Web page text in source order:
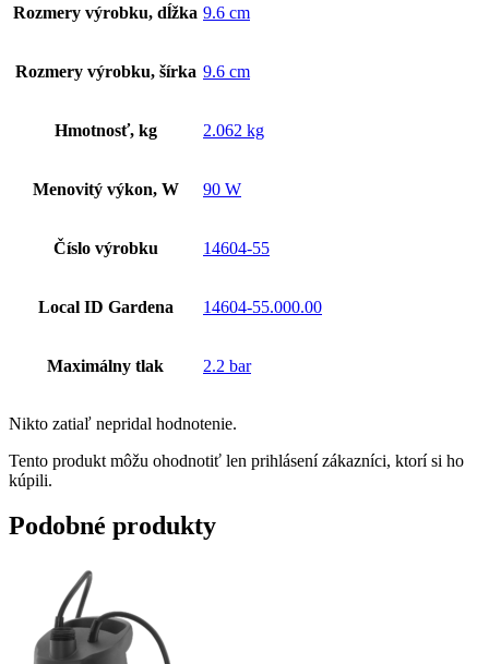
Rozmery výrobku, dĺžka 9.6 cm
Rozmery výrobku, šírka 9.6 cm
Hmotnosť, kg 2.062 kg
Menovitý výkon, W 90 W
Číslo výrobku 14604-55
Local ID Gardena 14604-55.000.00
Maximálny tlak 2.2 bar
Nikto zatiaľ nepridal hodnotenie.
Tento produkt môžu ohodnotiť len prihlásení zákazníci, ktorí si ho
kúpili.
Podobné produkty